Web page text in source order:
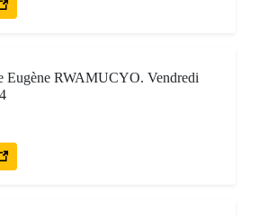
Eugène RWAMUCYO. Vendredi